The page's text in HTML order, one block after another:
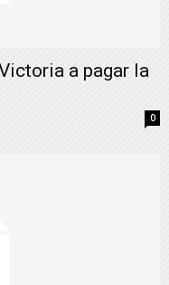
a pagar la
0